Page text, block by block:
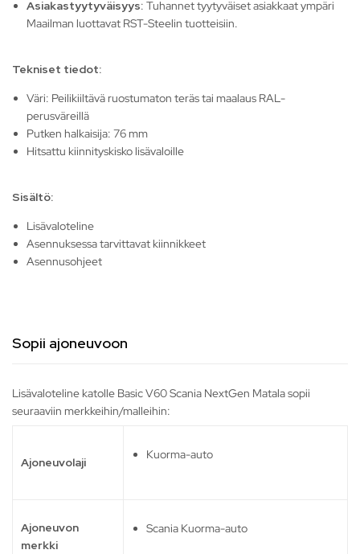
Asiakastyytyväisyys: Tuhannet tyytyväiset asiakkaat ympäri
Maailman luottavat RST-Steelin tuotteisiin.
Tekniset tiedot:
Väri: Peilikiiltävä ruostumaton teräs tai maalaus RAL-
perusväreillä
Putken halkaisija: 76 mm
Hitsattu kiinnityskisko lisävaloille
Sisältö:
Lisävaloteline
Asennuksessa tarvittavat kiinnikkeet
Asennusohjeet
Sopii ajoneuvoon
Lisävaloteline katolle Basic V60 Scania NextGen Matala sopii
seuraaviin merkkeihin/malleihin:
Ajoneuvolaji
Kuorma-auto
Ajoneuvon
merkki
Scania Kuorma-auto